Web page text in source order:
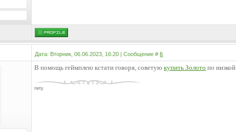
Дата: Вторник, 06.06.2023, 16:20 | Сообщение #6
В помощь геймплею кстати говоря, советуюкупить Золото по
nety